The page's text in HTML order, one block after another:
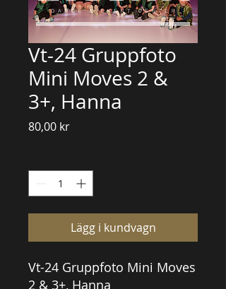
Vt-24 Gruppfoto
Mini Moves 2 &
3+, Hanna
80,00 krPris
Lägg i kundvagn
Vt-24 Gruppfoto Mini Moves
2 & 3+, Hanna